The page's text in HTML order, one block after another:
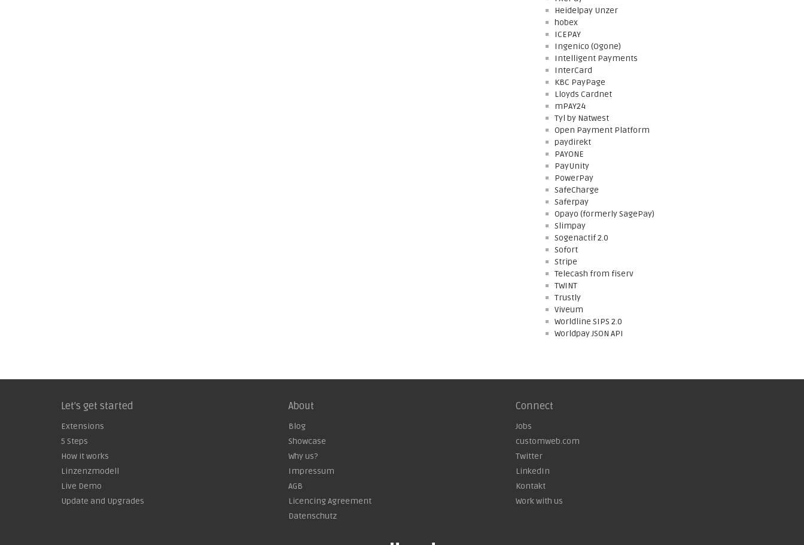
Heidelpay Unzer
hobex
ICEPAY
Ingenico (Ogone)
Intelligent Payments
InterCard
KBC PayPage
Lloyds Cardnet
mPAY24
Tyl by Natwest
Open Payment Platform
paydirekt
PAYONE
PayUnity
PowerPay
SafeCharge
Saferpay
Opayo (formerly SagePay)
Slimpay
Sogenactif 2.0
Sofort
Stripe
Telecash from fiserv
TWINT
Trustly
Viveum
Worldline SIPS 2.0
Worldpay JSON API
Let's get started
Extensions
5 Steps
How it works
Linzenzmodell
Live Demo
Update and Upgrades
About
Blog
Showcase
Why us?
Impressum
AGB
Licencing Agreement
Datenschutz
Connect
Jobs
customweb.com
Twitter
LinkedIn
Kontakt
Work with us